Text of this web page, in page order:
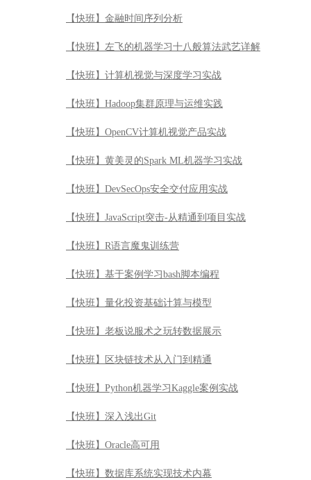
【快班】金融时间序列分析
【快班】左飞的机器学习十八般算法武艺详解
【快班】计算机视觉与深度学习实战
【快班】Hadoop集群原理与运维实践
【快班】OpenCV计算机视觉产品实战
【快班】黄美灵的Spark ML机器学习实战
【快班】DevSecOps安全交付应用实战
【快班】JavaScript突击-从精通到项目实战
【快班】R语言魔鬼训练营
【快班】基于案例学习bash脚本编程
【快班】量化投资基础计算与模型
【快班】老板说服术之玩转数据展示
【快班】区块链技术从入门到精通
【快班】Python机器学习Kaggle案例实战
【快班】深入浅出Git
【快班】Oracle高可用
【快班】数据库系统实现技术内幕